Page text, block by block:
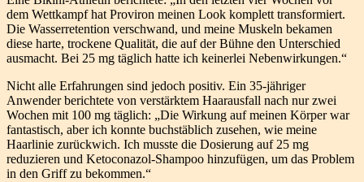
dem Wettkampf hat Proviron meinen Look komplett transformiert.
Die Wasserretention verschwand, und meine Muskeln bekamen
diese harte, trockene Qualität, die auf der Bühne den Unterschied
ausmacht. Bei 25 mg täglich hatte ich keinerlei Nebenwirkungen.“
Nicht alle Erfahrungen sind jedoch positiv. Ein 35-jähriger
Anwender berichtete von verstärktem Haarausfall nach nur zwei
Wochen mit 100 mg täglich: „Die Wirkung auf meinen Körper war
fantastisch, aber ich konnte buchstäblich zusehen, wie meine
Haarlinie zurückwich. Ich musste die Dosierung auf 25 mg
reduzieren und Ketoconazol-Shampoo hinzufügen, um das Problem
in den Griff zu bekommen.“